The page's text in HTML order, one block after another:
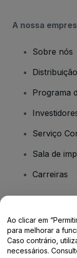
A nossa
Sobre nós
Programa
Serviço
Sala de
Carreiras
Centro de
Ao clicar em
para melhorar a
Caso contrário,
necessários.